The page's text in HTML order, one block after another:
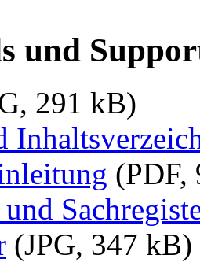
und
291 kB)
(PDF,
(JPG, 347 kB)